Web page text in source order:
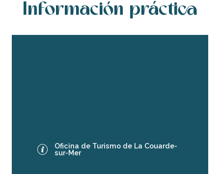
Información práctica
Oficina de Turismo de La Couarde-
sur-Mer